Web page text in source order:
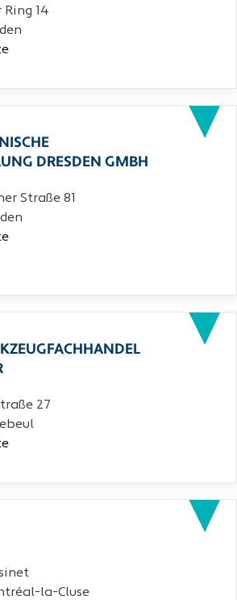
14
DRESDEN GMBH
Straße 81
27
la-Cluse